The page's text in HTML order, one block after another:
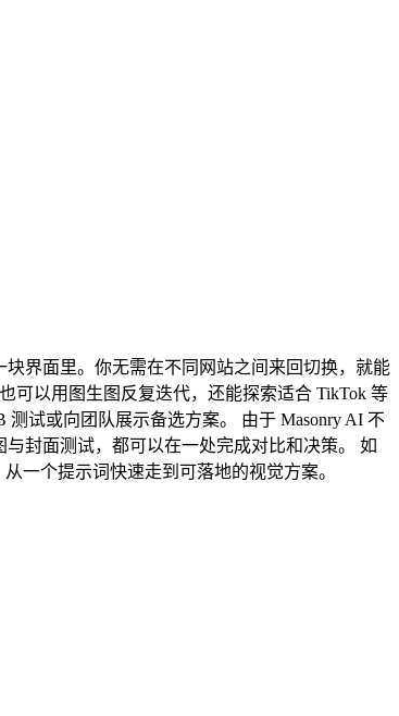
界面里。你无需在不同网站之间来回切换，就能
可以用图生图反复迭代，还能探索适合 TikTok 等
试或向团队展示备选方案。 由于 Masonry AI 不
封面测试，都可以在一处完成对比和决策。 如
一个提示词快速走到可落地的视觉方案。